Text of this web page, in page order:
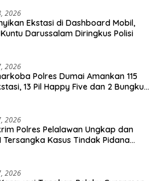
2026
Ekstasi di Dashboard Mobil,
Darussalam Diringkus Polisi
2026
Polres Dumai Amankan 115
13 Pil Happy Five dan 2 Bungkus
2026
Polres Pelalawan Ungkap dan
Tersangka Kasus Tindak Pidana
2026